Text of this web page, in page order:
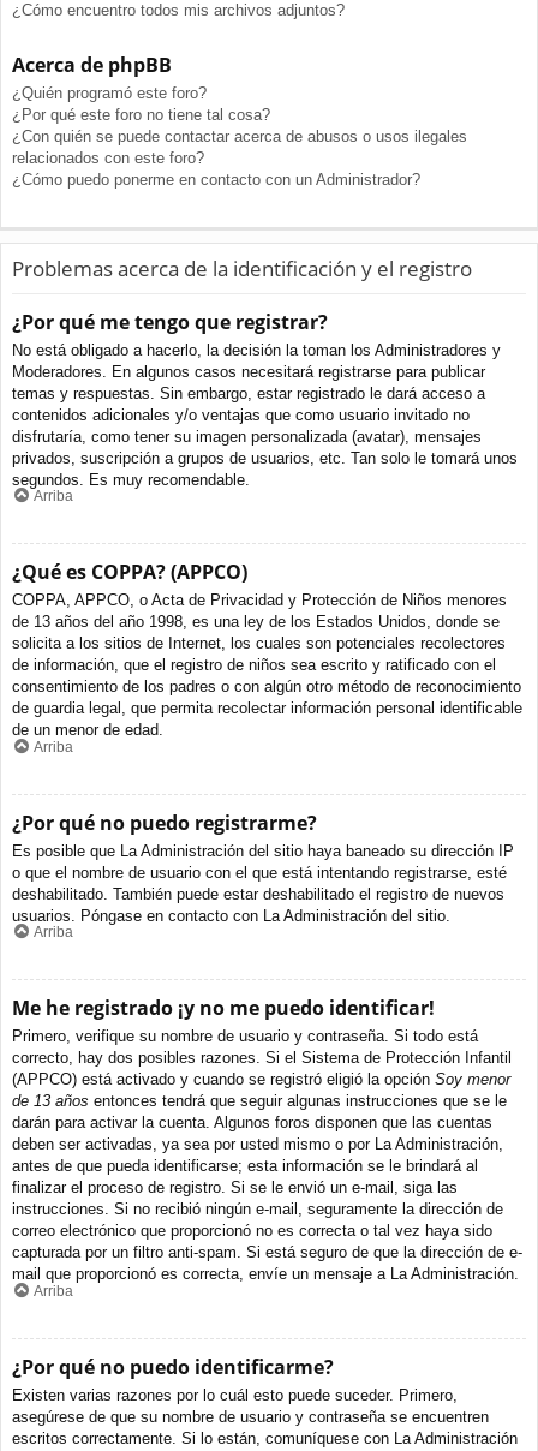
¿Cómo encuentro todos mis archivos adjuntos?
Acerca de phpBB
¿Quién programó este foro?
¿Por qué este foro no tiene tal cosa?
¿Con quién se puede contactar acerca de abusos o usos ilegales
relacionados con este foro?
¿Cómo puedo ponerme en contacto con un Administrador?
Problemas acerca de la identificación y el registro
¿Por qué me tengo que registrar?
No está obligado a hacerlo, la decisión la toman los Administradores y
Moderadores. En algunos casos necesitará registrarse para publicar
temas y respuestas. Sin embargo, estar registrado le dará acceso a
contenidos adicionales y/o ventajas que como usuario invitado no
disfrutaría, como tener su imagen personalizada (avatar), mensajes
privados, suscripción a grupos de usuarios, etc. Tan solo le tomará unos
segundos. Es muy recomendable.
Arriba
¿Qué es COPPA? (APPCO)
COPPA, APPCO, o Acta de Privacidad y Protección de Niños menores
de 13 años del año 1998, es una ley de los Estados Unidos, donde se
solicita a los sitios de Internet, los cuales son potenciales recolectores
de información, que el registro de niños sea escrito y ratificado con el
consentimiento de los padres o con algún otro método de reconocimiento
de guardia legal, que permita recolectar información personal identificable
de un menor de edad.
Arriba
¿Por qué no puedo registrarme?
Es posible que La Administración del sitio haya baneado su dirección IP
o que el nombre de usuario con el que está intentando registrarse, esté
deshabilitado. También puede estar deshabilitado el registro de nuevos
usuarios. Póngase en contacto con La Administración del sitio.
Arriba
Me he registrado ¡y no me puedo identificar!
Primero, verifique su nombre de usuario y contraseña. Si todo está
correcto, hay dos posibles razones. Si el Sistema de Protección Infantil
(APPCO) está activado y cuando se registró eligió la opción Soy menor
de 13 años entonces tendrá que seguir algunas instrucciones que se le
darán para activar la cuenta. Algunos foros disponen que las cuentas
deben ser activadas, ya sea por usted mismo o por La Administración,
antes de que pueda identificarse; esta información se le brindará al
finalizar el proceso de registro. Si se le envió un e-mail, siga las
instrucciones. Si no recibió ningún e-mail, seguramente la dirección de
correo electrónico que proporcionó no es correcta o tal vez haya sido
capturada por un filtro anti-spam. Si está seguro de que la dirección de e-
mail que proporcionó es correcta, envíe un mensaje a La Administración.
Arriba
¿Por qué no puedo identificarme?
Existen varias razones por lo cuál esto puede suceder. Primero,
asegúrese de que su nombre de usuario y contraseña se encuentren
escritos correctamente. Si lo están, comuníquese con La Administración